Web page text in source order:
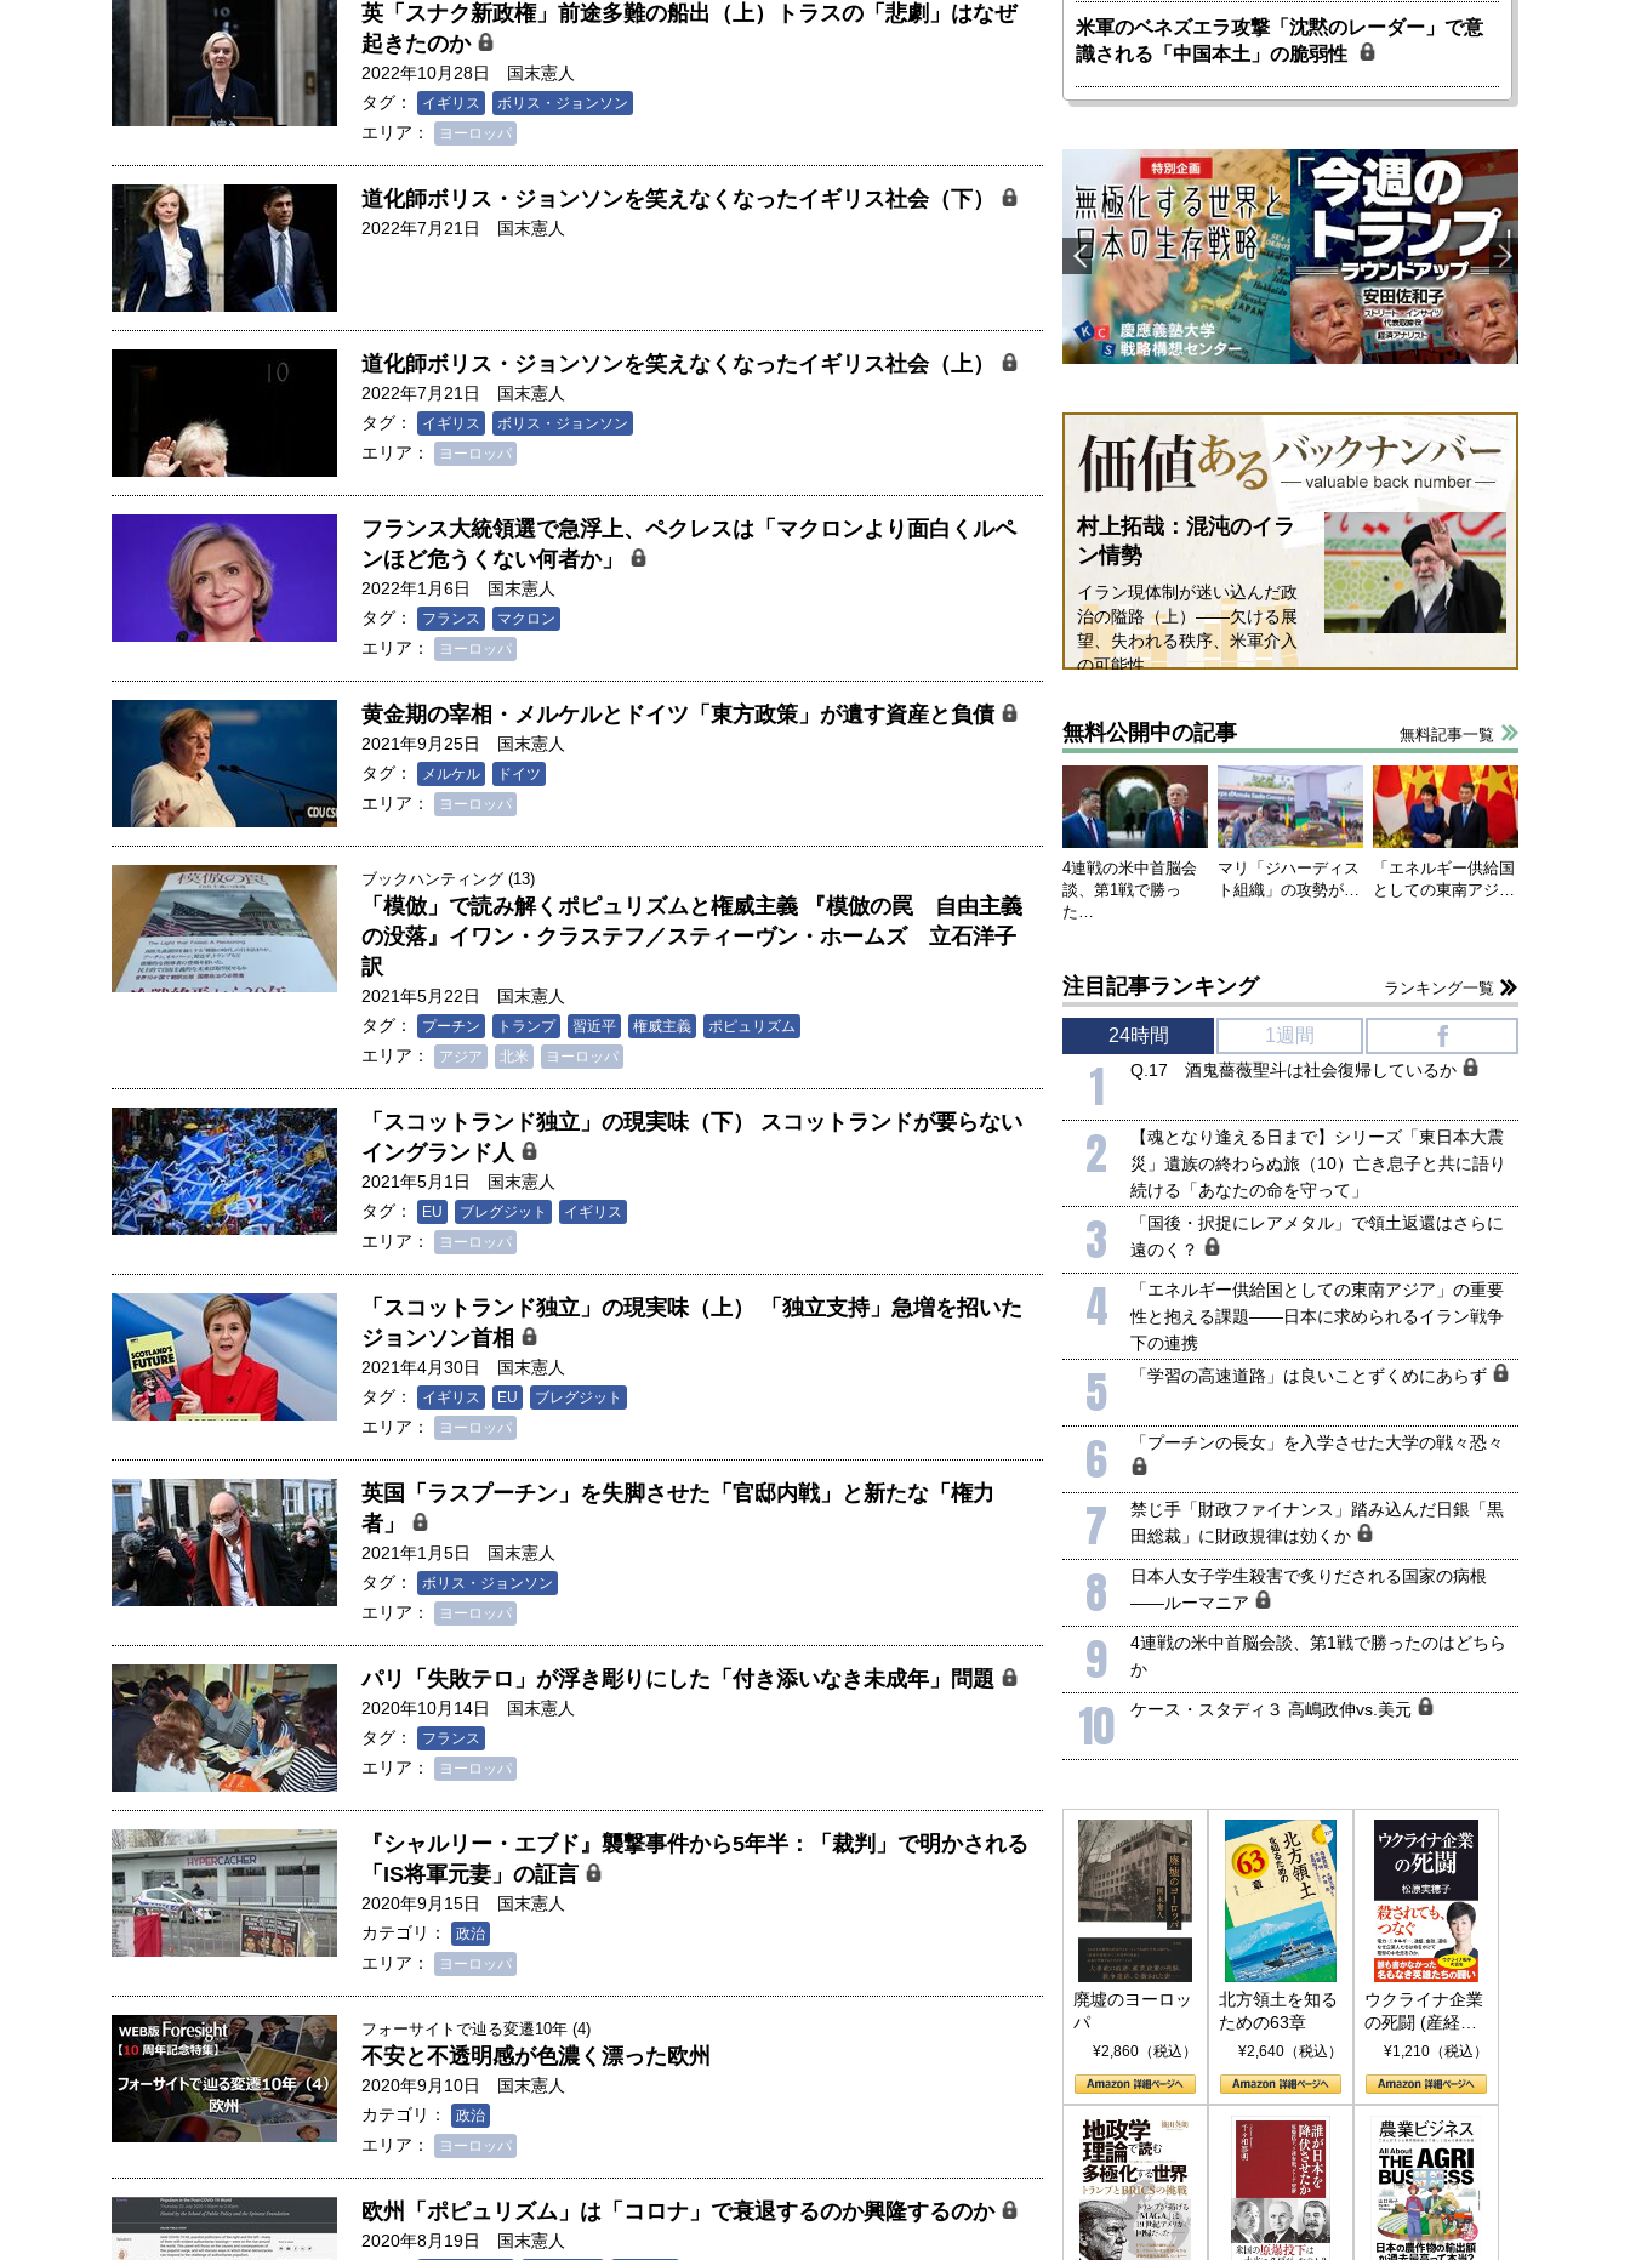
英「スナク新政権」前途多難の船出（上）トラスの「悲劇」はなぜ
起きたのか
2022年10月28日
国末憲人
タグ：
イギリス ボリス・ジョンソン
エリア： ヨーロッパ
道化師ボリス・ジョンソンを笑えなくなったイギリス社会（下）
2022年7月21日 国末憲人
道化師ボリス・ジョンソンを笑えなくなったイギリス社会（上）
2022年7月21日
国末憲人
タグ：
イギリス ボリス・ジョンソン
エリア： ヨーロッパ
フランス大統領選で急浮上、ペクレスは「マクロンより面白くルペ
ンほど危うくない何者か」
2022年1月6日
国末憲人
タグ：
フランス マクロン
エリア： ヨーロッパ
黄金期の宰相・メルケルとドイツ「東方政策」が遺す資産と負債
2021年9月25日
国末憲人
タグ：
メルケル ドイツ
エリア： ヨーロッパ
ブックハンティング (13)
「模倣」で読み解くポピュリズムと権威主義 『模倣の罠 自由主義
の没落』イワン・クラステフ／スティーヴン・ホームズ 立石洋子
訳
2021年5月22日
国末憲人
タグ：
プーチン トランプ 習近平 権威主義 ポピュリズム
エリア： アジア 北米 ヨーロッパ
「スコットランド独立」の現実味（下） スコットランドが要らない
イングランド人
2021年5月1日
国末憲人
タグ：
EU ブレグジット イギリス
エリア： ヨーロッパ
「スコットランド独立」の現実味（上） 「独立支持」急増を招いた
ジョンソン首相
2021年4月30日
国末憲人
タグ：
イギリス EU ブレグジット
エリア： ヨーロッパ
英国「ラスプーチン」を失脚させた「官邸内戦」と新たな「権力
者」
2021年1月5日
国末憲人
タグ：
ボリス・ジョンソン
エリア： ヨーロッパ
パリ「失敗テロ」が浮き彫りにした「付き添いなき未成年」問題
2020年10月14日
国末憲人
タグ：
フランス
エリア： ヨーロッパ
『シャルリー・エブド』襲撃事件から5年半：「裁判」で明かされる
「IS将軍元妻」の証言
2020年9月15日
国末憲人
カテゴリ：
政治
エリア： ヨーロッパ
フォーサイトで辿る変遷10年 (4)
不安と不透明感が色濃く漂った欧州
2020年9月10日
国末憲人
カテゴリ：
政治
エリア： ヨーロッパ
欧州「ポピュリズム」は「コロナ」で衰退するのか興隆するのか
2020年8月19日 国末憲人
米軍のベネズエラ攻撃「沈黙のレーダー」で意
識される「中国本土」の脆弱性
村上拓哉：混沌のイラ
ン情勢
イラン現体制が迷い込んだ政
治の隘路（上）――欠ける展
望、失われる秩序、米軍介入
の可能性
無料公開中の記事 無料記事一覧
4連戦の米中首脳会
談、第1戦で勝っ
た…
マリ「ジハーディス
ト組織」の攻勢が…
「エネルギー供給国
としての東南アジ…
注目記事ランキング ランキング一覧
24時間 1週間
1 Q.17 酒鬼薔薇聖斗は社会復帰しているか
2
【魂となり逢える日まで】シリーズ「東日本大震
災」遺族の終わらぬ旅（10）亡き息子と共に語り
続ける「あなたの命を守って」
3
「国後・択捉にレアメタル」で領土返還はさらに
遠のく？
4
「エネルギー供給国としての東南アジア」の重要
性と抱える課題――日本に求められるイラン戦争
下の連携
5 「学習の高速道路」は良いことずくめにあらず
6 「プーチンの長女」を入学させた大学の戦々恐々
7
禁じ手「財政ファイナンス」踏み込んだ日銀「黒
田総裁」に財政規律は効くか
8
日本人女子学生殺害で炙りだされる国家の病根
――ルーマニア
9
4連戦の米中首脳会談、第1戦で勝ったのはどちら
か
10 ケース・スタディ３ 高嶋政伸vs.美元
廃墟のヨーロッ
パ
¥2,860（税込）
北方領土を知る
ための63章
¥2,640（税込）
ウクライナ企業
の死闘 (産経セ
レクト S 039)
¥1,210（税込）